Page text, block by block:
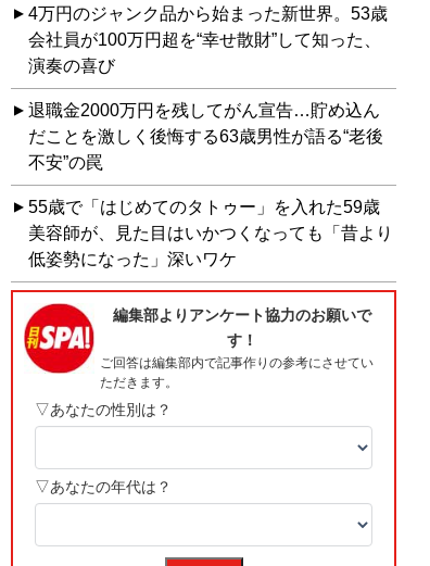
4万円のジャンク品から始まった新世界。53歳
会社員が100万円超を“幸せ散財”して知った、
演奏の喜び
退職金2000万円を残してがん宣告…貯め込ん
だことを激しく後悔する63歳男性が語る“老後
不安”の罠
55歳で「はじめてのタトゥー」を入れた59歳
美容師が、見た目はいかつくなっても「昔より
低姿勢になった」深いワケ